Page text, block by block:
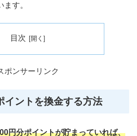
す。
目次
ポンサーリンク
イントを換金する方法
円分ポイントが貯まっていれば、